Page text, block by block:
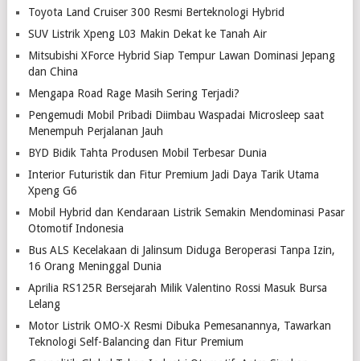
Toyota Land Cruiser 300 Resmi Berteknologi Hybrid
SUV Listrik Xpeng L03 Makin Dekat ke Tanah Air
Mitsubishi XForce Hybrid Siap Tempur Lawan Dominasi Jepang
dan China
Mengapa Road Rage Masih Sering Terjadi?
Pengemudi Mobil Pribadi Diimbau Waspadai Microsleep saat
Menempuh Perjalanan Jauh
BYD Bidik Tahta Produsen Mobil Terbesar Dunia
Interior Futuristik dan Fitur Premium Jadi Daya Tarik Utama
Xpeng G6
Mobil Hybrid dan Kendaraan Listrik Semakin Mendominasi Pasar
Otomotif Indonesia
Bus ALS Kecelakaan di Jalinsum Diduga Beroperasi Tanpa Izin,
16 Orang Meninggal Dunia
Aprilia RS125R Bersejarah Milik Valentino Rossi Masuk Bursa
Lelang
Motor Listrik OMO-X Resmi Dibuka Pemesanannya, Tawarkan
Teknologi Self-Balancing dan Fitur Premium